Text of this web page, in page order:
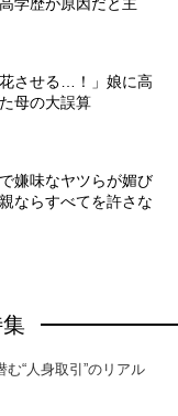
させる…！」娘に高
母の大誤算
嫌味なヤツらが媚び
ならすべてを許さな
“人身取引”のリアル